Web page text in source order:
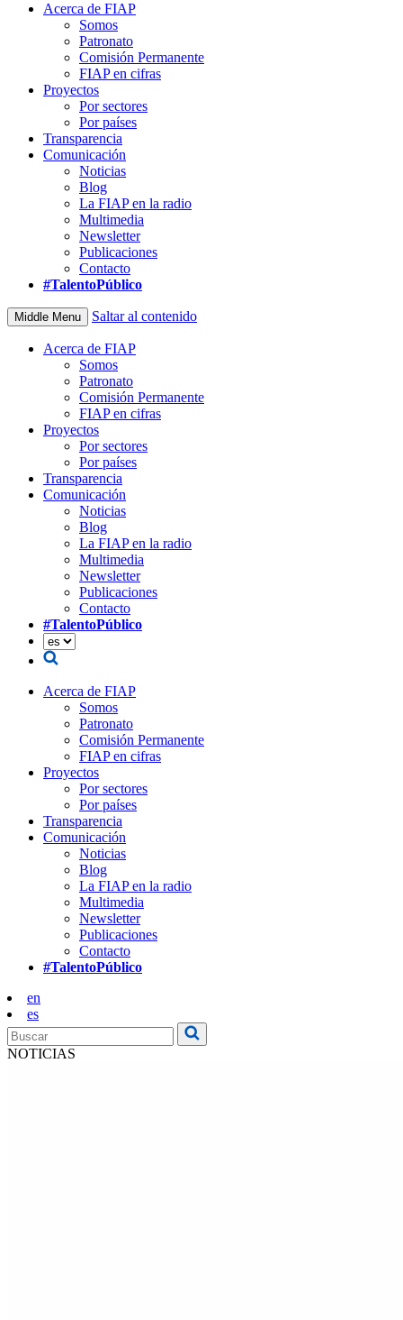
Acerca de FIAP
Somos
Patronato
Comisión Permanente
FIAP en cifras
Proyectos
Por sectores
Por países
Transparencia
Comunicación
Noticias
Blog
La FIAP en la radio
Multimedia
Newsletter
Publicaciones
Contacto
#TalentoPúblico
Middle Menu Saltar al contenido
Acerca de FIAP
Somos
Patronato
Comisión Permanente
FIAP en cifras
Proyectos
Por sectores
Por países
Transparencia
Comunicación
Noticias
Blog
La FIAP en la radio
Multimedia
Newsletter
Publicaciones
Contacto
#TalentoPúblico
Acerca de FIAP
Somos
Patronato
Comisión Permanente
FIAP en cifras
Proyectos
Por sectores
Por países
Transparencia
Comunicación
Noticias
Blog
La FIAP en la radio
Multimedia
Newsletter
Publicaciones
Contacto
#TalentoPúblico
en
es
NOTICIAS